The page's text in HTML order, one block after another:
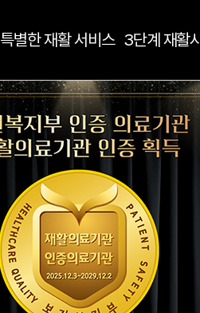
특별한 재활 서비스 3단계 재활